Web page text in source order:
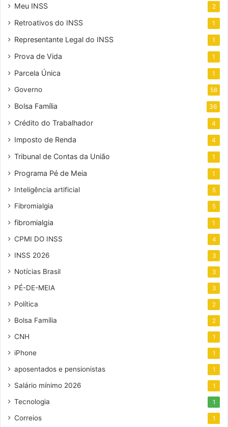
Meu INSS 2
Retroativos do INSS 1
Representante Legal do INSS 1
Prova de Vida 1
Parcela Única 1
Governo 58
Bolsa Família 36
Crédito do Trabalhador 4
Imposto de Renda 4
Tribunal de Contas da União 1
Programa Pé de Meia 1
Inteligência artificial 5
Fibromialgia 5
fibromialgia 1
CPMI DO INSS 4
INSS 2026 3
Notícias Brasil 3
PÉ-DE-MEIA 3
Política 2
Bolsa Família 2
CNH 1
iPhone 1
aposentados e pensionistas 1
Salário mínimo 2026 1
Tecnologia 1
Correios 1